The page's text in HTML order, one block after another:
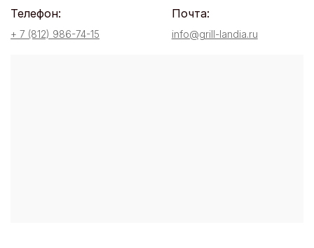
Телефон:
+ 7 (812) 986-74-15
Почта:
info@grill-landia.ru